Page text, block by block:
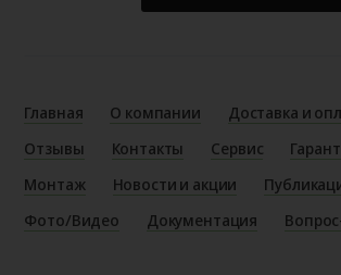
Главная О компании
Доставка и
Отзывы
Контакты Сервис
Монтаж
Новости и акции
Фото/Видео
Документация